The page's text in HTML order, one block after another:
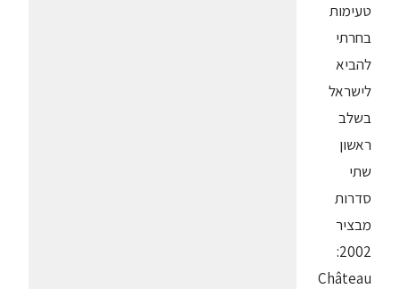
טעימות
בחרתי
להביא
לישראל
בשלב
ראשון
שתי
סדרות
מבציר
2002:
Château